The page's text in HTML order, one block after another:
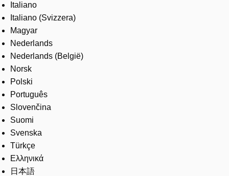
Italiano
Italiano (Svizzera)
Magyar
Nederlands
Nederlands (België)
Norsk
Polski
Português
Slovenčina
Suomi
Svenska
Türkçe
Ελληνικά
日本語